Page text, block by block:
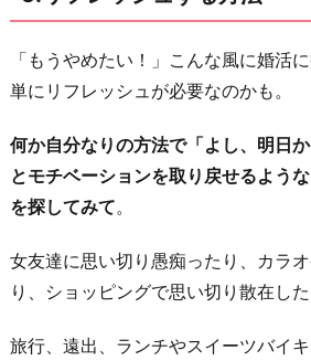
「もうやめたい！」こんな風に婚活
単にリフレッシュが必要なのかも。
何か自分なりの方法で「よし、明日
とモチベーションを取り戻せるよう
を探してみて。
女友達に思い切り愚痴ったり、カラ
り、ショッピングで思い切り散在した
旅行、遠出、ランチやスイーツバイ